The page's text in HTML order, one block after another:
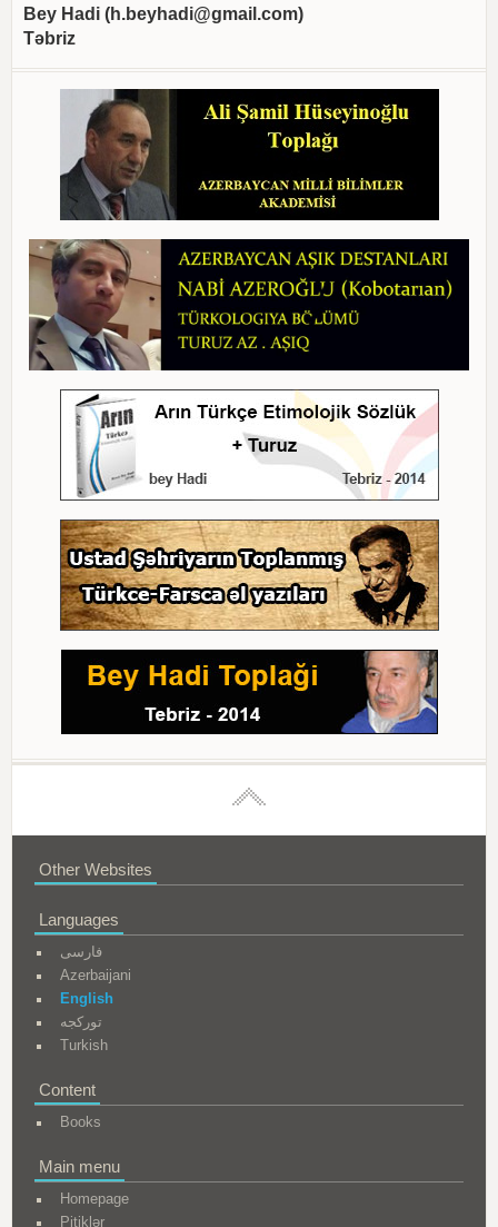
Bey Hadi (h.beyhadi@gmail.com)
Təbriz
Other Websites
Languages
فارسی
Azerbaijani
English
تورکجه
Turkish
Content
Books
Main menu
Homepage
Pitiklər